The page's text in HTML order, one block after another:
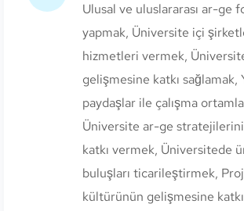
Ulusal ve uluslararası ar-ge
yapmak, Üniversite içi
hizmetleri vermek,
gelişmesine katkı sağlamak,
paydaşlar ile çalışma
Üniversite ar-ge
katkı vermek, Üniversitede
buluşları ticarileştirmek,
kültürünün gelişmesine